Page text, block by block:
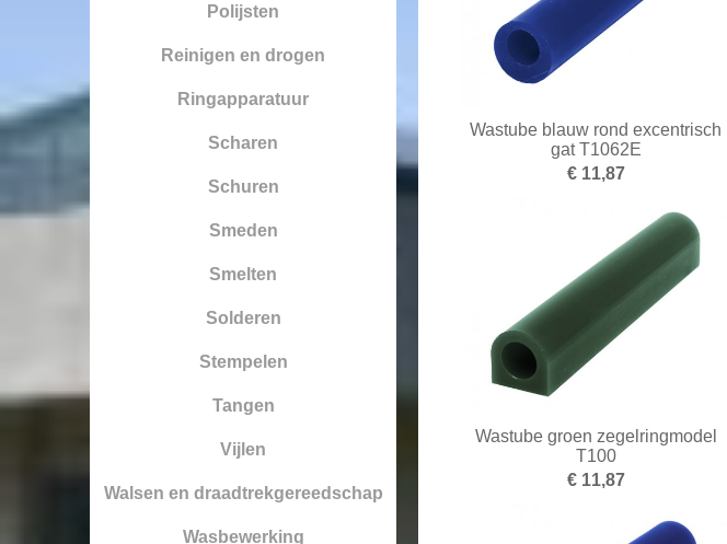
Polijsten
Reinigen en drogen
Ringapparatuur
Scharen
Schuren
Smeden
Smelten
Solderen
Stempelen
Tangen
Vijlen
Walsen en draadtrekgereedschap
Wasbewerking
Wastube blauw rond excentrisch
gat T1062E
€ 11,87
Wastube groen zegelringmodel
T100
€ 11,87